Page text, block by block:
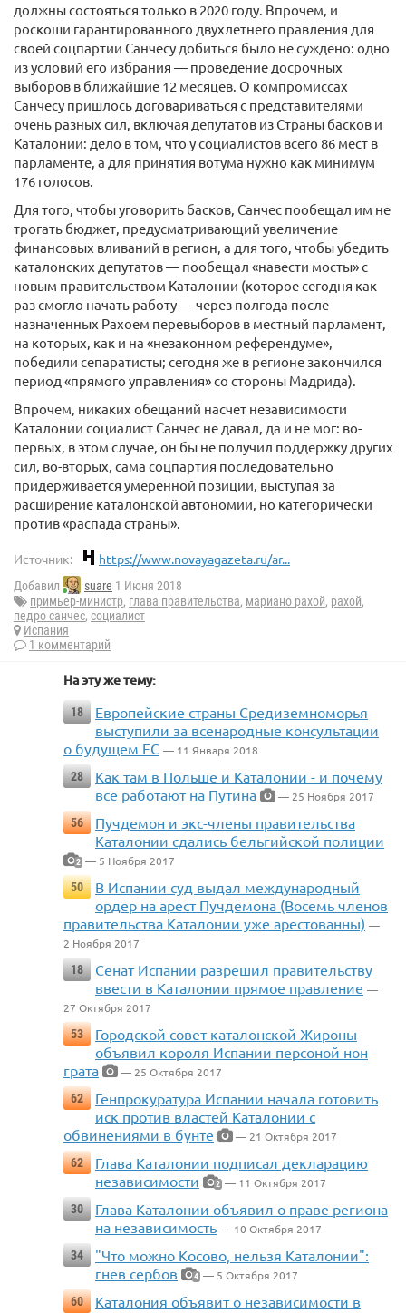
должны состояться только в 2020 году. Впрочем, и
роскоши гарантированного двухлетнего правления для
своей соцпартии Санчесу добиться было не суждено: одно
из условий его избрания — проведение досрочных
выборов в ближайшие 12 месяцев. О компромиссах
Санчесу пришлось договариваться с представителями
очень разных сил, включая депутатов из Страны басков и
Каталонии: дело в том, что у социалистов всего 86 мест в
парламенте, а для принятия вотума нужно как минимум
176 голосов.
Для того, чтобы уговорить басков, Санчес пообещал им не
трогать бюджет, предусматривающий увеличение
финансовых вливаний в регион, а для того, чтобы убедить
каталонских депутатов — пообещал «навести мосты» с
новым правительством Каталонии (которое сегодня как
раз смогло начать работу — через полгода после
назначенных Рахоем перевыборов в местный парламент,
на которых, как и на «незаконном референдуме»,
победили сепаратисты; сегодня же в регионе закончился
период «прямого управления» со стороны Мадрида).
Впрочем, никаких обещаний насчет независимости
Каталонии социалист Санчес не давал, да и не мог: во-
первых, в этом случае, он бы не получил поддержку других
сил, во-вторых, сама соцпартия последовательно
придерживается умеренной позиции, выступая за
расширение каталонской автономии, но категорически
против «распада страны».
Источник: https://www.novayagazeta.ru/ar...
Добавил suare 1 Июня 2018
примьер-министр, глава правительства, мариано рахой, рахой,
педро санчес, социалист
Испания
1 комментарий
На эту же тему:
18
Европейские страны Средиземноморья
выступили за всенародные консультации
о будущем ЕС — 11 Января 2018
28
Как там в Польше и Каталонии - и почему
все работают на Путина
— 25 Ноября 2017
56
Пучдемон и экс-члены правительства
Каталонии сдались бельгийской полиции
2 — 5 Ноября 2017
50
В Испании суд выдал международный
ордер на арест Пучдемона (Восемь членов
правительства Каталонии уже арестованны) —
2 Ноября 2017
18
Сенат Испании разрешил правительству
ввести в Каталонии прямое правление —
27 Октября 2017
53
Городской совет каталонской Жироны
объявил короля Испании персоной нон
грата
— 25 Октября 2017
62
Генпрокуратура Испании начала готовить
иск против властей Каталонии с
обвинениями в бунте
— 21 Октября 2017
62
Глава Каталонии подписал декларацию
независимости
2 — 11 Октября 2017
30
Глава Каталонии объявил о праве региона
на независимость — 10 Октября 2017
34
"Что можно Косово, нельзя Каталонии":
гнев сербов
4 — 5 Октября 2017
60
Каталония объявит о независимости в